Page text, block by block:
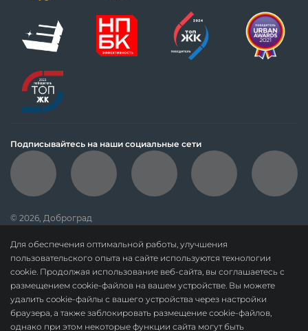
Для обеспечения оптимальной работы, улучшения
пользовательского опыта на сайте используются технологии
cookie. Продолжая использование веб-сайта, вы соглашаетесь с
размещением cookie-файлов на вашем устройстве. Вы можете
удалить cookie-файлы с вашего устройства через настройки
браузера, а также заблокировать размещение cookie-файлов,
однако при этом некоторые функции сайта могут быть
Подписывайтесь на наши социальные сети
© 2026, Доброград
данные о результатах СОУТ
политика о недопущении дискриминации
карта сайта
По вопросам сотрудничества:dobrograd@askonalife.com